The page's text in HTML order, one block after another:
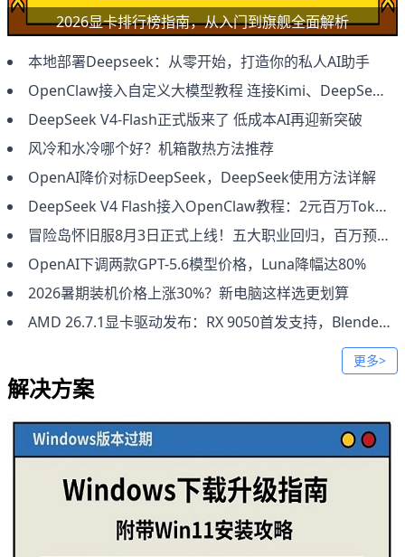
2026显卡排行榜指南，从入门到旗舰全面解析
本地部署Deepseek：从零开始，打造你的私人AI助手
OpenClaw接入自定义大模型教程 连接Kimi、DeepSeek及本地模型方法
DeepSeek V4-Flash正式版来了 低成本AI再迎新突破
风冷和水冷哪个好？机箱散热方法推荐
OpenAI降价对标DeepSeek，DeepSeek使用方法详解
DeepSeek V4 Flash接入OpenClaw教程：2元百万Token低成本部署
冒险岛怀旧服8月3日正式上线！五大职业回归，百万预约福利全攻略
OpenAI下调两款GPT-5.6模型价格，Luna降幅达80%
2026暑期装机价格上涨30%？新电脑这样选更划算
AMD 26.7.1显卡驱动发布：RX 9050首发支持，Blender与Fortnite问题修复
更多>
解决方案